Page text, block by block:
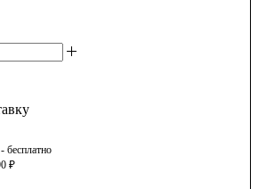
бесплатно
₽